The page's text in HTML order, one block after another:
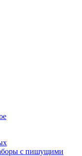
с пишущими